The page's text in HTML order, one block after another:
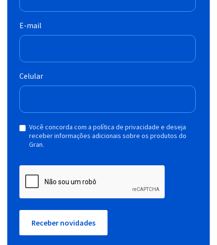
E-mail
Celular
Você concorda com a política de privacidade e deseja
receber informações adicionais sobre os produtos do
Gran.
Receber novidades